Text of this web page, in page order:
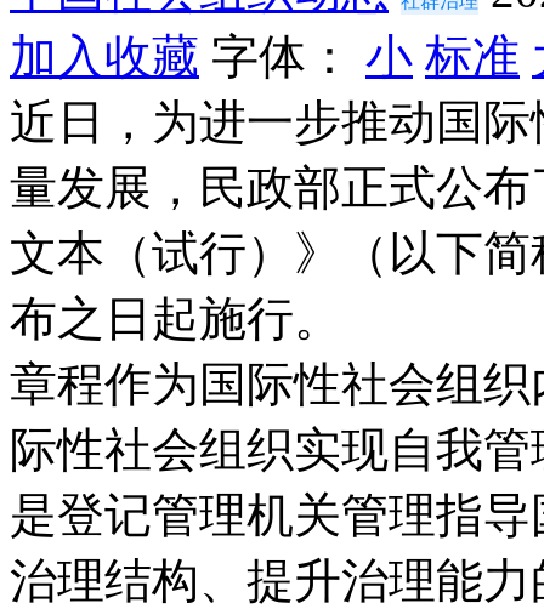
加入收藏 字体： 小 标准
近日，为进一步推动国
量发展，民政部正式公
文本（试行）》（以下
布之日起施行。
章程作为国际性社会组
际性社会组织实现自我
是登记管理机关管理指
治理结构、提升治理能